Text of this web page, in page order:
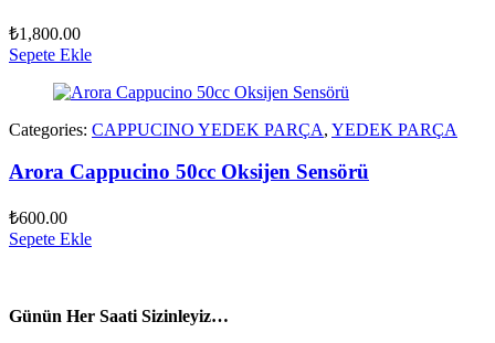
₺1,800.00
Sepete Ekle
Categories: CAPPUCINO YEDEK PARÇA, YEDEK PARÇA
Arora Cappucino 50cc Oksijen Sensörü
₺600.00
Sepete Ekle
Günün Her Saati Sizinleyiz…